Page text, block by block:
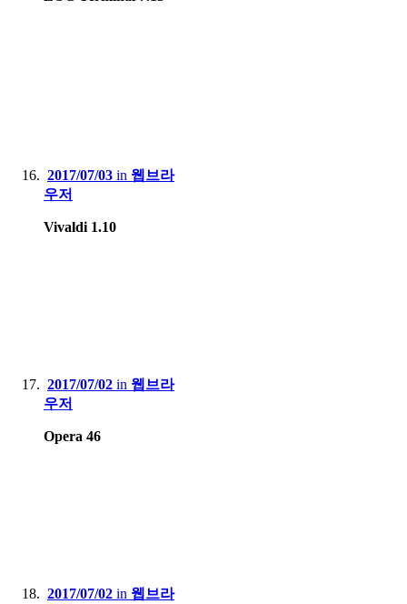
2017/07/03 in 웹브라
우저
Vivaldi 1.10
2017/07/02 in 웹브라
우저
Opera 46
2017/07/02 in 웹브라